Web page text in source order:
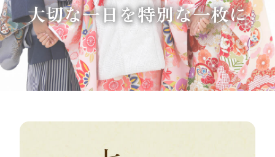
大切な一日を特別な一枚に